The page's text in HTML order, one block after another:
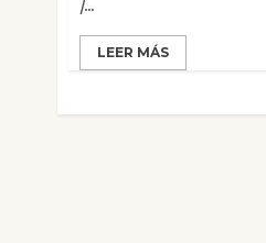
/...
LEER MÁS